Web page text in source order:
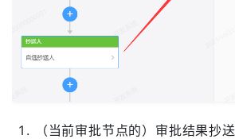
（当前审批节点的）审批结果抄